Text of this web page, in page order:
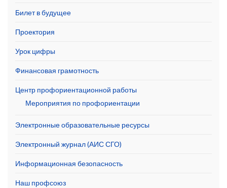
Билет в будущее
Проектория
Урок цифры
Финансовая грамотность
Центр профориентационной работы
Мероприятия по профориентации
Электронные образовательные ресурсы
Электронный журнал (АИС СГО)
Информационная безопасность
Наш профсоюз